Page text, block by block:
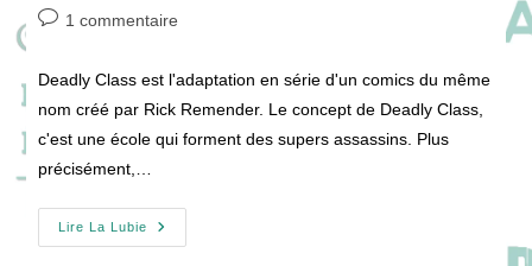
de
publiée :
Commentaires
publication :
1 commentaire
Deadly Class est l'adaptation en série d'un comics du même
nom créé par Rick Remender. Le concept de Deadly Class,
c'est une école qui forment des supers assassins. Plus
précisément,…
Lire La Lubie
Deadly
Class